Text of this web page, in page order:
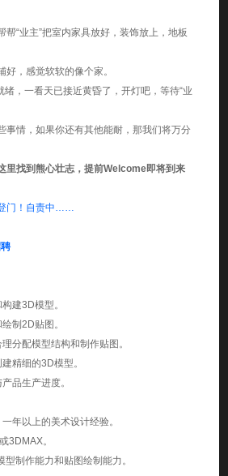
帮“业主”把室内家具放好，装饰放上，地板
好，感觉软软的像个家。
，一看天已接近黄昏了，开灯吧，等待“业
事情，如果你还有其他能耐，那我们将万分
里找到熊心壮志，提前Welcome即将到来
门！自责中……
建3D模型。
制2D贴图。
配模型结构和制作贴图。
细的3D模型。
品生产进度。
以上的美术设计经验。
。
制作能力和贴图绘制能力。